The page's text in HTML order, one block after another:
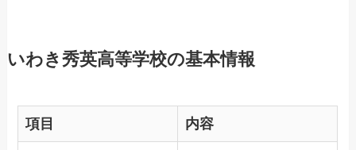
いわき秀英高等学校の基本情報
項目 内容